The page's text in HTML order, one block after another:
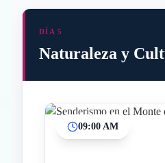
DÍA 5
Naturaleza y
09:00 AM